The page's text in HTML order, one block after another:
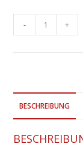
- +
BESCHREIBUNG